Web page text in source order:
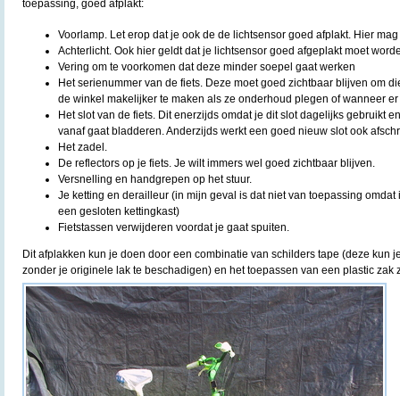
toepassing, goed afplakt:
Voorlamp. Let erop dat je ook de de lichtsensor goed afplakt. Hier
Achterlicht. Ook hier geldt dat je lichtsensor goed afgeplakt moet
Vering om te voorkomen dat deze minder soepel gaat werken
Het serienummer van de fiets. Deze moet goed zichtbaar blijven om
de winkel makelijker te maken als ze onderhoud plegen of wanneer
Het slot van de fiets. Dit enerzijds omdat je dit slot dagelijks gebruikt
vanaf gaat bladderen. Anderzijds werkt een goed nieuw slot ook
Het zadel.
De reflectors op je fiets. Je wilt immers wel goed zichtbaar blijven.
Versnelling en handgrepen op het stuur.
Je ketting en derailleur (in mijn geval is dat niet van toepassing
een gesloten kettingkast)
Fietstassen verwijderen voordat je gaat spuiten.
Dit afplakken kun je doen door een combinatie van schilders tape (deze kun
zonder je originele lak te beschadigen) en het toepassen van een plastic zak